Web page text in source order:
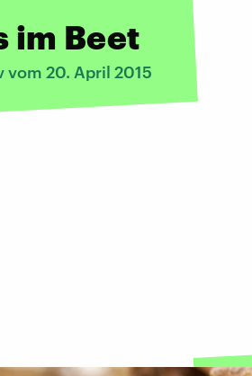
im Beet
vom 20. April 2015